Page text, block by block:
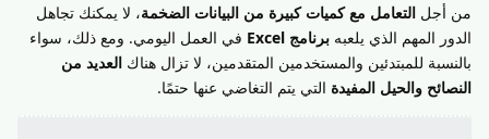
من أجل التعامل مع كميات كبيرة من البيانات الضخمة، لا يمكنك تجاهل
الدور المهم الذي يلعبه برنامج Excel
في العمل اليومي. ومع ذلك، سواء
بالنسبة للمبتدئين والمستخدمين المتقدمين، لا تزال هناك العديد من
النصائح والحيل المفيدة التي يتم التغاضي عنها حتمًا.